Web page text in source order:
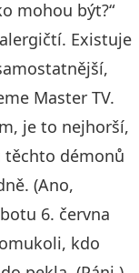
mohou být?“
Existuje
Master TV.
je to nejhorší,
těchto démonů
(Ano,
6. června
kdo